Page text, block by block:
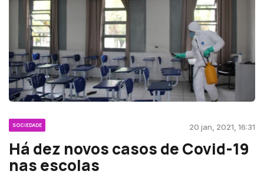
SOCIEDADE 20 jan, 2021, 16:31
Há dez novos casos de Covid-19
nas escolas